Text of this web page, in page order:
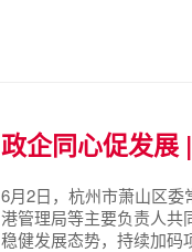
政企同心促发展
6月2日，杭州市萧山区
港管理局等主要负责人共
稳健发展态势，持续加码